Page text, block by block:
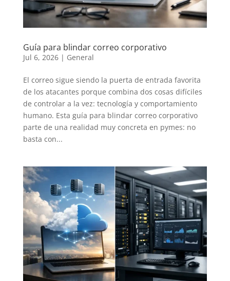
Guía para blindar correo corporativo
Jul 6, 2026| General
El correo sigue siendo la puerta de entrada favorita
de los atacantes porque combina dos cosas difíciles
de controlar a la vez: tecnología y comportamiento
humano. Esta guía para blindar correo corporativo
parte de una realidad muy concreta en pymes: no
basta con...